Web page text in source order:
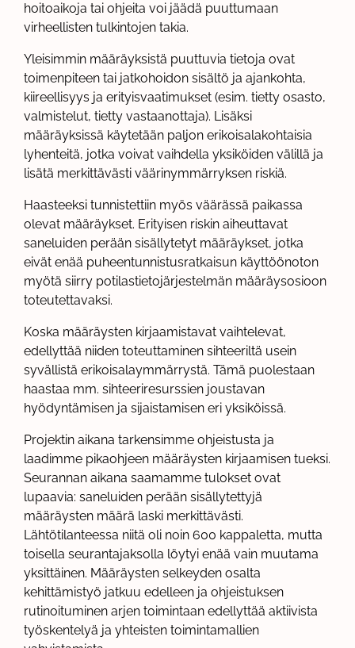
hoitoaikoja tai ohjeita voi jäädä puuttumaan
virheellisten tulkintojen takia.
Yleisimmin määräyksistä puuttuvia tietoja ovat
toimenpiteen tai jatkohoidon sisältö ja ajankohta,
kiireellisyys ja erityisvaatimukset (esim. tietty osasto,
valmistelut, tietty vastaanottaja). Lisäksi
määräyksissä käytetään paljon erikoisalakohtaisia
lyhenteitä, jotka voivat vaihdella yksiköiden välillä ja
lisätä merkittävästi väärinymmärryksen riskiä.
Haasteeksi tunnistettiin myös väärässä paikassa
olevat määräykset. Erityisen riskin aiheuttavat
saneluiden perään sisällytetyt määräykset, jotka
eivät enää puheentunnistusratkaisun käyttöönoton
myötä siirry potilastietojärjestelmän määräysosioon
toteutettavaksi.
Koska määräysten kirjaamistavat vaihtelevat,
edellyttää niiden toteuttaminen sihteeriltä usein
syvällistä erikoisalaymmärrystä. Tämä puolestaan
haastaa mm. sihteeriresurssien joustavan
hyödyntämisen ja sijaistamisen eri yksiköissä.
Projektin aikana tarkensimme ohjeistusta ja
laadimme pikaohjeen määräysten kirjaamisen tueksi.
Seurannan aikana saamamme tulokset ovat
lupaavia: saneluiden perään sisällytettyjä
määräysten määrä laski merkittävästi.
Lähtötilanteessa niitä oli noin 600 kappaletta, mutta
toisella seurantajaksolla löytyi enää vain muutama
yksittäinen. Määräysten selkeyden osalta
kehittämistyö jatkuu edelleen ja ohjeistuksen
rutinoituminen arjen toimintaan edellyttää aktiivista
työskentelyä ja yhteisten toimintamallien